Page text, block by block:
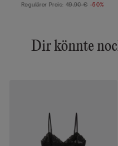
Regulärer Preis: 49,90 € -50%
Dir könnte